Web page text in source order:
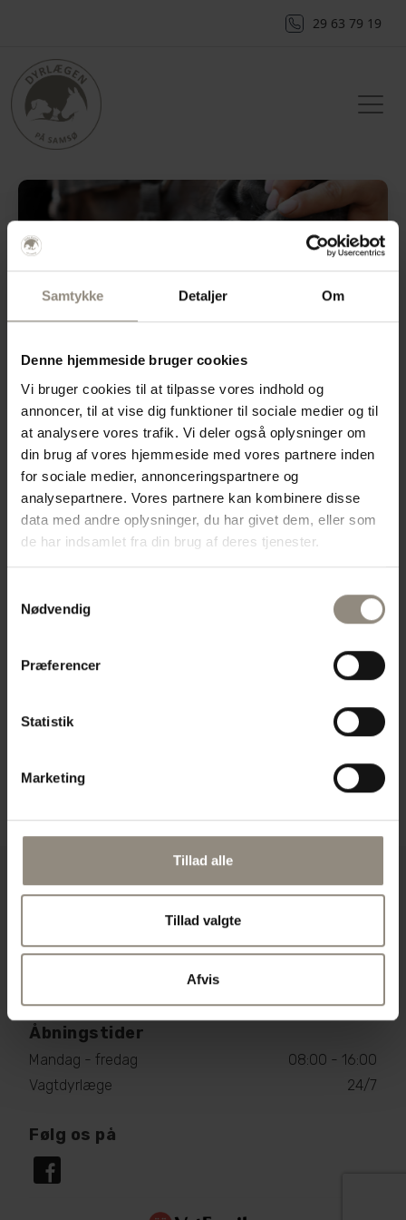
Samtykke Detaljer Om
Denne hjemmeside bruger cookies
Vi bruger cookies til at tilpasse vores indhold og
annoncer, til at vise dig funktioner til sociale medier og til
at analysere vores trafik. Vi deler også oplysninger om
din brug af vores hjemmeside med vores partnere inden
for sociale medier, annonceringspartnere og
analysepartnere. Vores partnere kan kombinere disse
data med andre oplysninger, du har givet dem, eller som
de har indsamlet fra din brug af deres tjenester.
Nødvendig
Præferencer
Statistik
Marketing
Tillad alle
Tillad valgte
Afvis
29 63 79 19
Tandbehandlinger
Dyrlæge Diane Dinesen tilser heste der skal have
foretaget en mundhule undersøgelse og tandrasp.
Der kan foretages ekstraktioner af fortænder og
Mere krævende / specialiserede behandling vurderes
hun anbefales til behandlingerne.
Heste
Dyrlægen på Samsø
dyrlaegesamsoe@gmail.com
Åbningstider
Mandag - fredag
08:00 - 16:00
Vagtdyrlæge
24/7
Følg os på